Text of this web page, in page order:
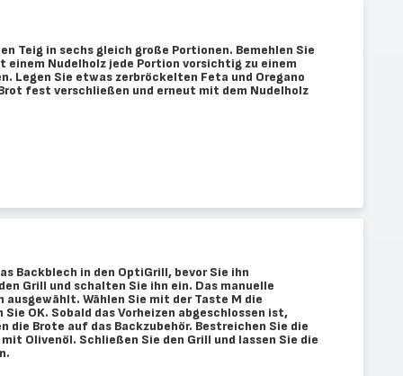
Teig in sechs gleich große Portionen. Bemehlen Sie
Nudelholz jede Portion vorsichtig zu einem
Legen Sie etwas zerbröckelten Feta und Oregano
fest verschließen und erneut mit dem Nudelholz
Backblech in den OptiGrill, bevor Sie ihn
Grill und schalten Sie ihn ein. Das manuelle
Wählen Sie mit der Taste M die
OK. Sobald das Vorheizen abgeschlossen ist,
die Brote auf das Backzubehör. Bestreichen Sie die
Olivenöl. Schließen Sie den Grill und lassen Sie die